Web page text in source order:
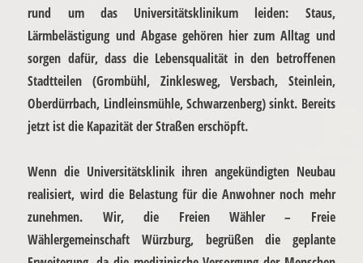
rund um das Universitätsklinikum leiden: Staus,
Lärmbelästigung und Abgase gehören hier zum Alltag und
sorgen dafür, dass die Lebensqualität in den betroffenen
Stadtteilen (Grombühl, Zinklesweg, Versbach, Steinlein,
Oberdürrbach, Lindleinsmühle, Schwarzenberg)sinkt. Bereits
jetzt ist die Kapazität der Straßen erschöpft.
Wenn die Universitätsklinik ihren angekündigten Neubau
realisiert, wird die Belastung für die Anwohner noch mehr
zunehmen. Wir, die Freien Wähler – Freie
Wählergemeinschaft Würzburg, begrüßen die geplante